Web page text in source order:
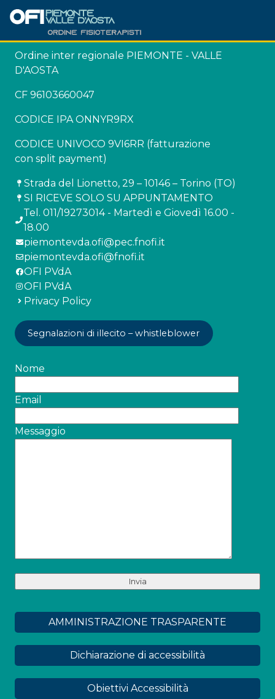
Ordine inter regionale PIEMONTE - VALLE
D'AOSTA
CF 96103660047
CODICE IPA ONNYR9RX
CODICE UNIVOCO 9VI6RR (fatturazione
con split payment)
Strada del Lionetto, 29 – 10146 – Torino (TO)
SI RICEVE SOLO SU APPUNTAMENTO
Tel. 011/19273014 - Martedì e Giovedì 16.00 -
18.00
piemontevda.ofi@pec.fnofi.it
piemontevda.ofi@fnofi.it
OFI PVdA
OFI PVdA
Privacy Policy
Segnalazioni di illecito – whistleblower
Nome
Email
Messaggio
AMMINISTRAZIONE TRASPARENTE
Dichiarazione di accessibilità
Obiettivi Accessibilità